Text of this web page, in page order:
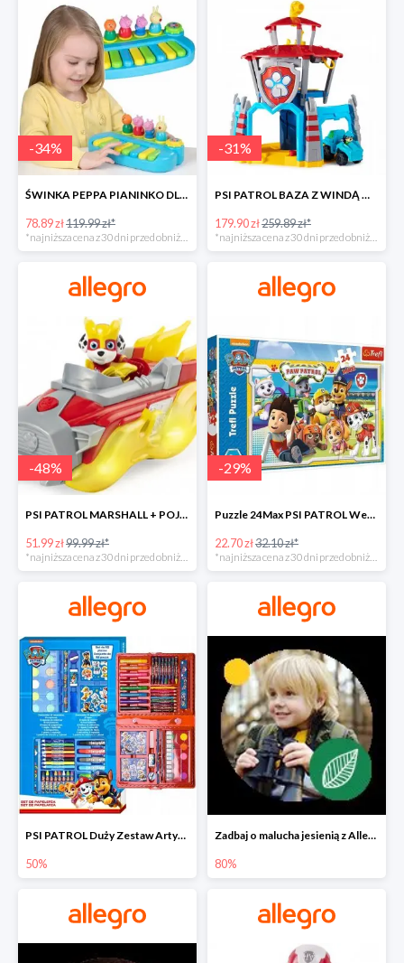
-34%
ŚWINKA PEPPA PIANINKO DLA DZIECI -34%
78.89 zł119.99 zł*
-31%
PSI PATROL BAZA Z WINDĄ WIEŻA + POJAZD AUTO REX -30%
179.90 zł259.89 zł*
-48%
PSI PATROL MARSHALL + POJAZD WÓZ STRAŻACKI DŹWIĘK -48%
51.99 zł99.99 zł*
*najniższa cena z 30 dni przed obniżką
-29%
Puzzle 24Max PSI PATROL Wesoła drużyna TREFL -29%
22.70 zł32.10 zł*
*najniższa cena z 30 dni przed obniżką
PSI PATROL Duży Zestaw Artystyczny 52 elementy na piąty komplet -50%
50%
Zadbaj o malucha jesienią z Allegro do -80%
80%